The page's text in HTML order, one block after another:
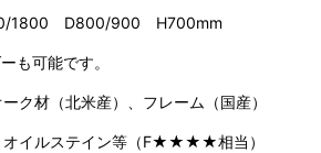
1800 D800/900 H700mm
も可能です。
ク材（北米産）、フレーム（国産）
オイルステイン等（F★★★★相当）